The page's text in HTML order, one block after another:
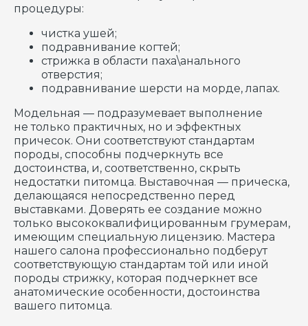
процедуры:
чистка ушей;
подравнивание когтей;
стрижка в области паха\анального
отверстия;
подравнивание шерсти на морде, лапах.
Модельная — подразумевает выполнение
не только практичных, но и эффектных
причесок. Они соответствуют стандартам
породы, способны подчеркнуть все
достоинства, и, соответственно, скрыть
недостатки питомца. Выставочная — прическа,
делающаяся непосредственно перед
выставками. Доверять ее создание можно
только высококвалифицированным грумерам,
имеющим специальную лицензию. Мастера
нашего салона профессионально подберут
соответствующую стандартам той или иной
породы стрижку, которая подчеркнет все
анатомические особенности, достоинства
вашего питомца.
СТОИМОСТЬ СТРИЖКИ
ДЛИННОШЕРСТНЫХ
СОБАК